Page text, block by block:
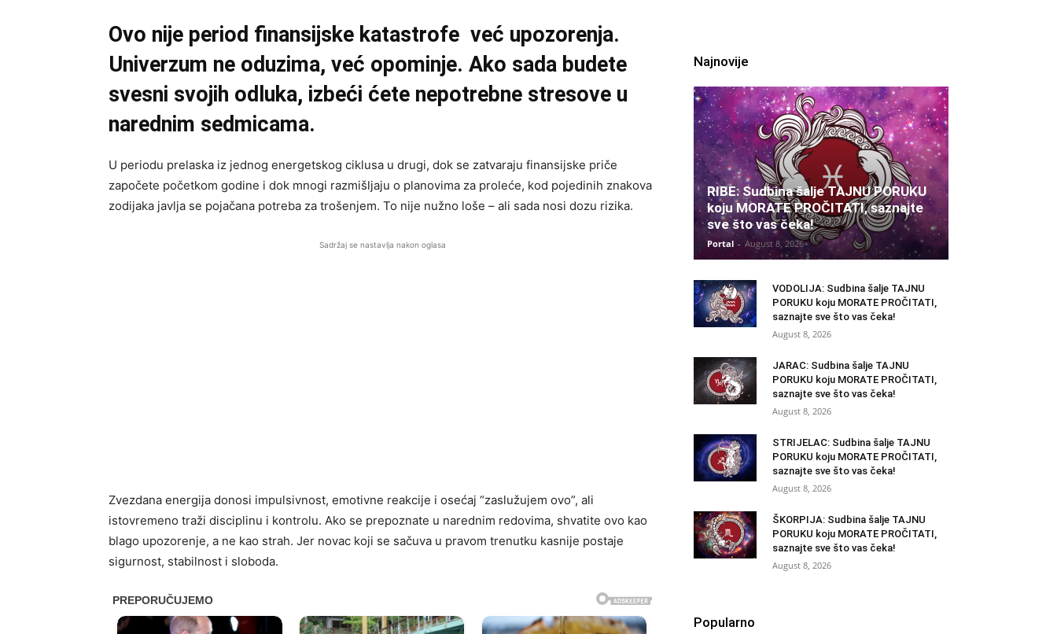
Ovo nije period finansijske katastrofe već upozorenja.
Univerzum ne oduzima, već opominje. Ako sada budete
svesni svojih odluka, izbeći ćete nepotrebne stresove u
narednim sedmicama.
U periodu prelaska iz jednog energetskog ciklusa u drugi, dok se zatvaraju finansijske priče
započete početkom godine i dok mnogi razmišljaju o planovima za proleće, kod pojedinih znakova
zodijaka javlja se pojačana potreba za trošenjem. To nije nužno loše – ali sada nosi dozu rizika.
Sadržaj se nastavlja nakon oglasa
Zvezdana energija donosi impulsivnost, emotivne reakcije i osećaj “zaslužujem ovo”, ali
istovremeno traži disciplinu i kontrolu. Ako se prepoznate u narednim redovima, shvatite ovo kao
blago upozorenje, a ne kao strah. Jer novac koji se sačuva u pravom trenutku kasnije postaje
sigurnost, stabilnost i sloboda.
Najnovije
RIBE: Sudbina šalje TAJNU PORUKU
koju MORATE PROČITATI, saznajte
sve što vas čeka!
Portal - August 8, 2026
VODOLIJA: Sudbina šalje TAJNU
PORUKU koju MORATE PROČITATI,
saznajte sve što vas čeka!
August 8, 2026
JARAC: Sudbina šalje TAJNU
PORUKU koju MORATE PROČITATI,
saznajte sve što vas čeka!
August 8, 2026
STRIJELAC: Sudbina šalje TAJNU
PORUKU koju MORATE PROČITATI,
saznajte sve što vas čeka!
August 8, 2026
ŠKORPIJA: Sudbina šalje TAJNU
PORUKU koju MORATE PROČITATI,
saznajte sve što vas čeka!
August 8, 2026
Popularno